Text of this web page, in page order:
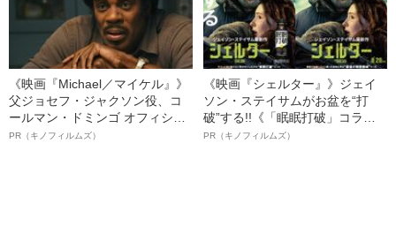
《映画『Michael／マイケル』》
父ジョセフ・ジャクソン役、コ
ールマン・ドミンゴ オフィシャ
ルインタビュー“観客を魅了した
PR（キノフィルムズ）
《映画『シェルター』》ジェイ
ソン・ステイサムがお盆を“打
破”する!!《「眠眠打破」コラ
ボ》
PR（キノフィルムズ）